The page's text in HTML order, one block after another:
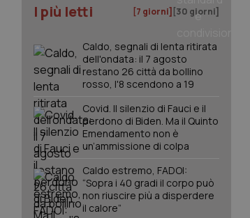
I più letti [7 giorni] [30 giorni]
Caldo, segnali di lenta ritirata
dell'ondata: il 7 agosto
restano 26 città da bollino
rosso, l'8 scendono a 19
Covid. Il silenzio di Fauci e il
perdono di Biden. Ma il Quinto
Emendamento non è
un’ammissione di colpa
Caldo estremo, FADOI:
“Sopra i 40 gradi il corpo può
non riuscire più a disperdere
il calore”